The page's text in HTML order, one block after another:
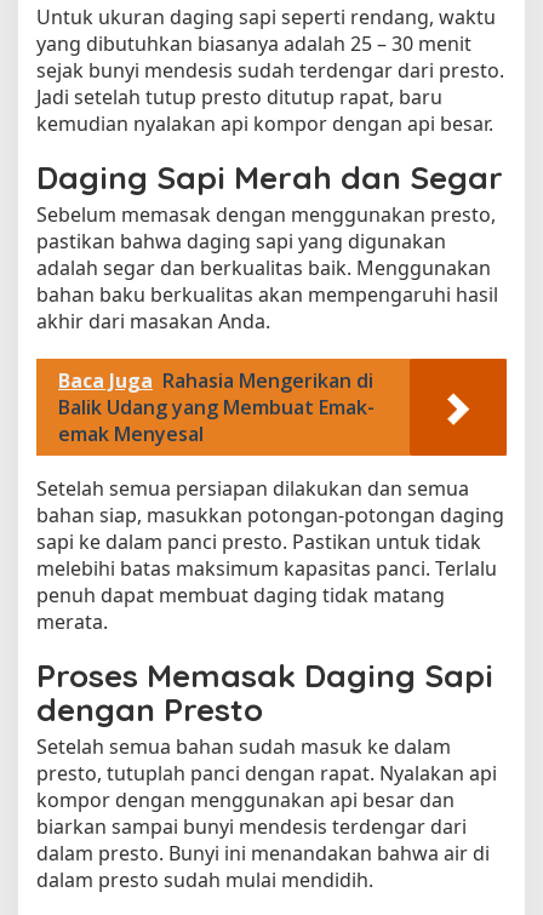
:
P
n
d
u
n
L
n
g
k
Untuk ukuran daging sapi seperti rendang, waktu
yang dibutuhkan biasanya adalah 25 – 30 menit
sejak bunyi mendesis sudah terdengar dari presto.
Jadi setelah tutup presto ditutup rapat, baru
kemudian nyalakan api kompor dengan api besar.
Daging Sapi Merah dan Segar
Sebelum memasak dengan menggunakan presto,
pastikan bahwa daging sapi yang digunakan
adalah segar dan berkualitas baik. Menggunakan
bahan baku berkualitas akan mempengaruhi hasil
akhir dari masakan Anda.
Baca Juga Rahasia Mengerikan di
Balik Udang yang Membuat Emak-
emak Menyesal
Setelah semua persiapan dilakukan dan semua
bahan siap, masukkan potongan-potongan daging
sapi ke dalam panci presto. Pastikan untuk tidak
melebihi batas maksimum kapasitas panci. Terlalu
penuh dapat membuat daging tidak matang
merata.
Proses Memasak Daging Sapi
dengan Presto
Setelah semua bahan sudah masuk ke dalam
presto, tutuplah panci dengan rapat. Nyalakan api
kompor dengan menggunakan api besar dan
biarkan sampai bunyi mendesis terdengar dari
dalam presto. Bunyi ini menandakan bahwa air di
dalam presto sudah mulai mendidih.